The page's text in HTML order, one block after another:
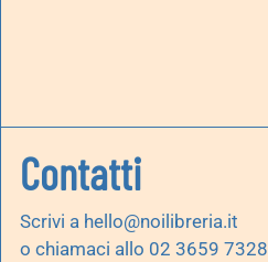
Contatti
Scrivi a hello@noilibreria.it
o chiamaci allo 02 3659 7328